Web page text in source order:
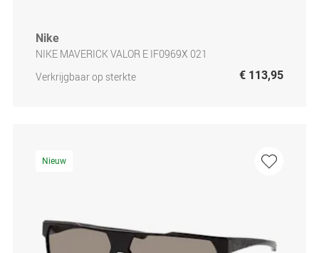
Nike
NIKE MAVERICK VALOR E IF0969X 021
Verkrijgbaar op sterkte
€ 113,95
Nieuw